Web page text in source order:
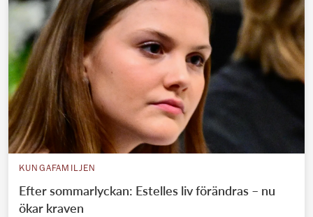
KUNGAFAMILJEN
Efter sommarlyckan: Estelles liv förändras – nu
ökar kraven